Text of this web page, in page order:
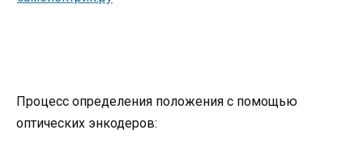
Процесс определения положения с помощью
оптических энкодеров: